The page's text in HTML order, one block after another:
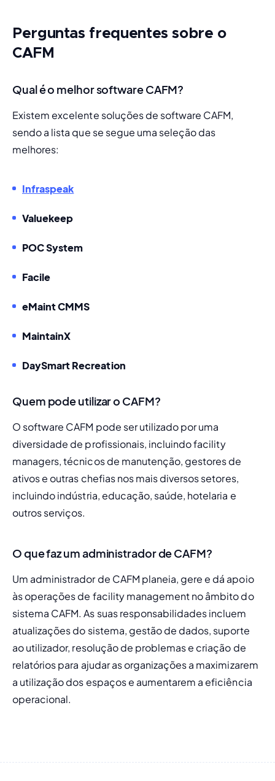
Perguntas frequentes sobre o
CAFM
Qual é o melhor software CAFM?
Existem excelente soluções de software CAFM,
sendo a lista que se segue uma seleção das
melhores:
Infraspeak
Valuekeep
POC System
Facile
eMaint CMMS
MaintainX
DaySmart Recreation
Quem pode utilizar o CAFM?
O software CAFM pode ser utilizado por uma
diversidade de profissionais, incluindo facility
managers, técnicos de manutenção, gestores de
ativos e outras chefias nos mais diversos setores,
incluindo indústria, educação, saúde, hotelaria e
outros serviços.
O que faz um administrador de CAFM?
Um administrador de CAFM planeia, gere e dá apoio
às operações de facility management no âmbito do
sistema CAFM. As suas responsabilidades incluem
atualizações do sistema, gestão de dados, suporte
ao utilizador, resolução de problemas e criação de
relatórios para ajudar as organizações a maximizarem
a utilização dos espaços e aumentarem a eficiência
operacional.